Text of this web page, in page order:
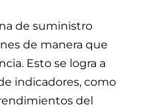
de suministro
de manera que
Esto se logra a
indicadores, como
del